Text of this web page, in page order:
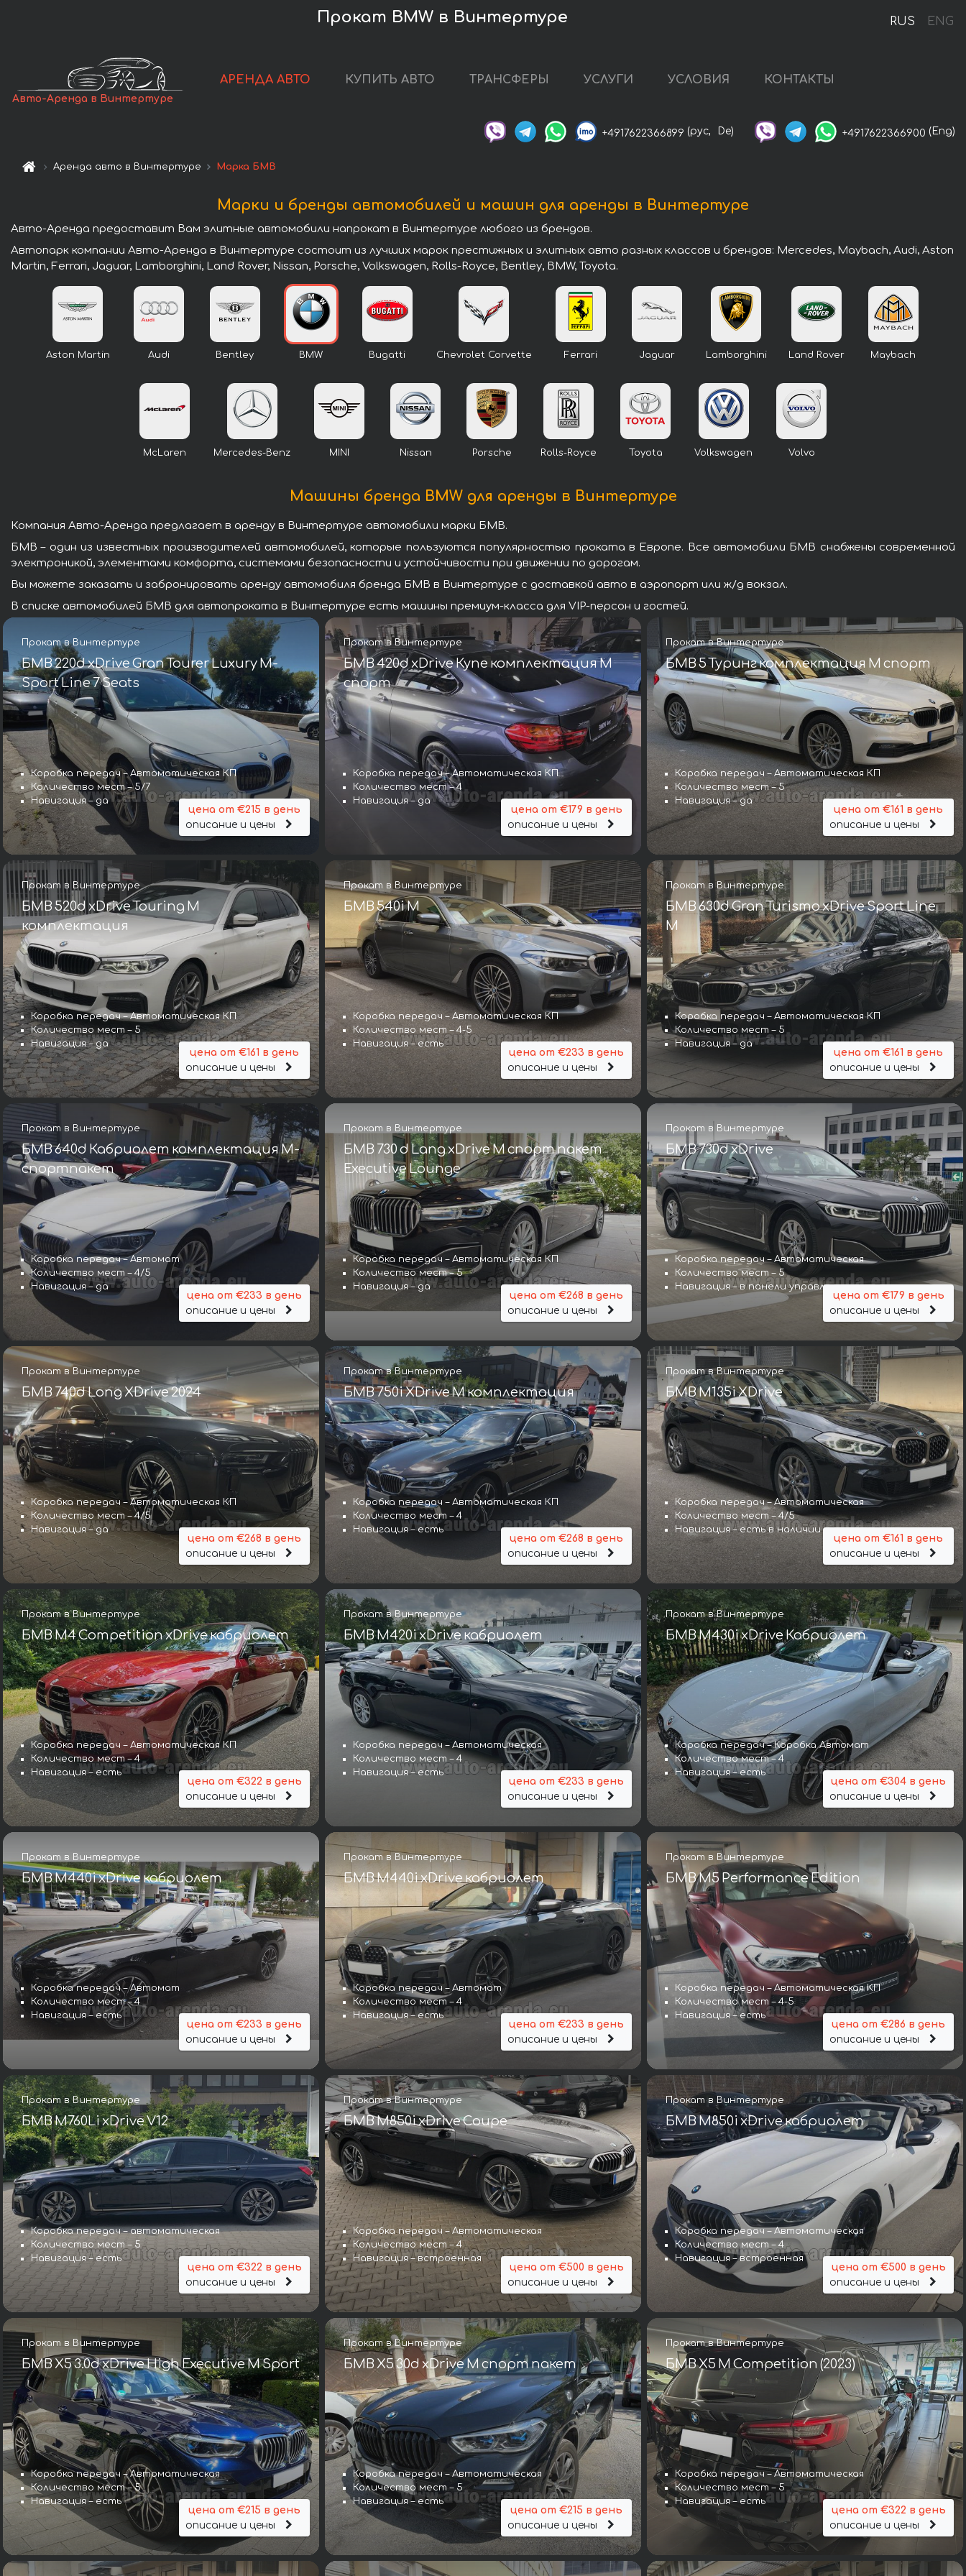
RUS ENG
Прокат BMW в Винтертуре
Авто-Аренда в Винтертуре
АРЕНДА АВТО КУПИТЬ АВТО ТРАНСФЕРЫ УСЛУГИ УСЛОВИЯ КОНТАКТЫ
+4917622366899 (рус, De) +4917622366900 (Eng)
Аренда авто в Винтертуре Марка БМВ
Марки и бренды автомобилей и машин для аренды в Винтертуре
Авто-Аренда предоставит Вам элитные автомобили напрокат в Винтертуре любого из брендов.
Автопарк компании Авто-Аренда в Винтертуре состоит из лучших марок престижных и элитных авто разных классов и брендов: Mercedes, Maybach, Audi, Aston
Martin, Ferrari, Jaguar, Lamborghini, Land Rover, Nissan, Porsche, Volkswagen, Rolls-Royce, Bentley, BMW, Toyota.
Aston Martin Audi Bentley BMW Bugatti Chevrolet Corvette Ferrari Jaguar Lamborghini Land Rover Maybach
McLaren Mercedes-Benz MINI Nissan Porsche Rolls-Royce Toyota Volkswagen Volvo
Машины бренда BMW для аренды в Винтертуре
Компания Авто-Аренда предлагает в аренду в Винтертуре автомобили марки БМВ.
БМВ – один из известных производителей автомобилей, которые пользуются популярностью проката в Европе. Все автомобили БМВ снабжены современной
электроникой, элементами комфорта, системами безопасности и устойчивости при движении по дорогам.
Вы можете заказать и забронировать аренду автомобиля бренда БМВ в Винтертуре с доставкой авто в аэропорт или ж/д вокзал.
В списке автомобилей БМВ для автопроката в Винтертуре есть машины премиум-класса для VIP-персон и гостей.
Прокат в Винтертуре
БМВ 220d xDrive Gran Tourer Luxury M-
Sport Line 7 Seats
Коробка передач – Автоматическая КП
Количество мест – 5/7
Навигация – да
цена от €215 в день
описание и цены
Прокат в Винтертуре
БМВ 420d xDrive Купе комплектация М
спорт
Коробка передач – Автоматическая КП
Количество мест – 4
Навигация – да
цена от €179 в день
описание и цены
Прокат в Винтертуре
БМВ 5 Туринг комплектация М спорт
Коробка передач – Автоматическая КП
Количество мест – 5
Навигация – да
цена от €161 в день
описание и цены
Прокат в Винтертуре
БМВ 520d xDrive Touring M
комплектация
Коробка передач – Автоматическая КП
Количество мест – 5
Навигация – да
цена от €161 в день
описание и цены
Прокат в Винтертуре
БМВ 540i M
Коробка передач – Автоматическая КП
Количество мест – 4-5
Навигация – есть
цена от €233 в день
описание и цены
Прокат в Винтертуре
БМВ 630d Gran Turismo xDrive Sport Line
М
Коробка передач – Автоматическая КП
Количество мест – 5
Навигация – да
цена от €161 в день
описание и цены
Прокат в Винтертуре
БМВ 640d Кабриолет комплектация М-
спортпакет
Коробка передач – Автомат
Количество мест – 4/5
Навигация – да
цена от €233 в день
описание и цены
Прокат в Винтертуре
БМВ 730 d Lang xDrive M спорт пакет
Executive Lounge
Коробка передач – Автоматическая КП
Количество мест – 5
Навигация – да
цена от €268 в день
описание и цены
Прокат в Винтертуре
БМВ 730d xDrive
Коробка передач – Автоматическая
Количество мест – 5
Навигация – в панели управления
цена от €179 в день
описание и цены
Прокат в Винтертуре
БМВ 740d Long XDrive 2024
Коробка передач – Автоматическая КП
Количество мест – 4/5
Навигация – да
цена от €268 в день
описание и цены
Прокат в Винтертуре
БМВ 750i XDrive M комплектация
Коробка передач – Автоматическая КП
Количество мест – 4
Навигация – есть
цена от €268 в день
описание и цены
Прокат в Винтертуре
БМВ M135i XDrive
Коробка передач – Автоматическая
Количество мест – 4/5
Навигация – есть в наличии
цена от €161 в день
описание и цены
Прокат в Винтертуре
БМВ M4 Competition xDrive кабриолет
Коробка передач – Автоматическая КП
Количество мест – 4
Навигация – есть
цена от €322 в день
описание и цены
Прокат в Винтертуре
БМВ M420i xDrive кабриолет
Коробка передач – Автоматическая
Количество мест – 4
Навигация – есть
цена от €233 в день
описание и цены
Прокат в Винтертуре
БМВ M430i xDrive Кабриолет
Коробка передач – Коробка Автомат
Количество мест – 4
Навигация – есть
цена от €304 в день
описание и цены
Прокат в Винтертуре
БМВ M440i xDrive кабриолет
Коробка передач – Автомат
Количество мест – 4
Навигация – есть
цена от €233 в день
описание и цены
Прокат в Винтертуре
БМВ M440i xDrive кабриолет
Коробка передач – Автомат
Количество мест – 4
Навигация – есть
цена от €233 в день
описание и цены
Прокат в Винтертуре
БМВ M5 Performance Edition
Коробка передач – Автоматическая КП
Количество мест – 4-5
Навигация – есть
цена от €286 в день
описание и цены
Прокат в Винтертуре
БМВ M760Li xDrive V12
Коробка передач – автоматическая
Количество мест – 5
Навигация – есть
цена от €322 в день
описание и цены
Прокат в Винтертуре
БМВ M850i xDrive Coupe
Коробка передач – Автоматическая
Количество мест – 4
Навигация – встроенная
цена от €500 в день
описание и цены
Прокат в Винтертуре
БМВ M850i xDrive кабриолет
Коробка передач – Автоматическая
Количество мест – 4
Навигация – встроенная
цена от €500 в день
описание и цены
Прокат в Винтертуре
БМВ X5 3.0d xDrive High Executive M Sport
Коробка передач – Автоматическая
Количество мест – 5
Навигация – есть
цена от €215 в день
описание и цены
Прокат в Винтертуре
БМВ X5 30d xDrive M спорт пакет
Коробка передач – Автоматическая
Количество мест – 5
Навигация – есть
цена от €215 в день
описание и цены
Прокат в Винтертуре
БМВ X5 M Competition (2023)
Коробка передач – Автоматическая
Количество мест – 5
Навигация – есть
цена от €322 в день
описание и цены